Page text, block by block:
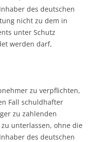
des deutschen
nicht zu dem in
unter Schutz
werden darf,
zu verpflichten,
Fall schuldhafter
zu zahlenden
unterlassen, ohne die
des deutschen